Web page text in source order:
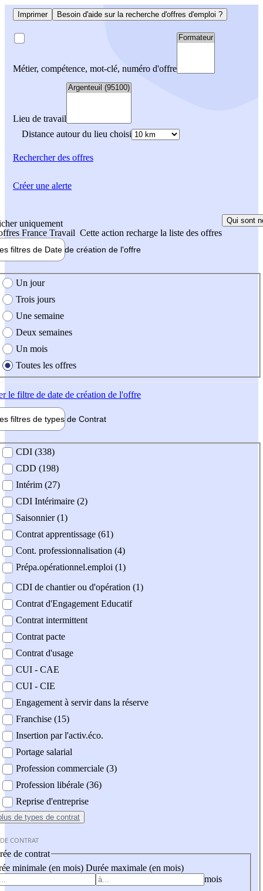
Imprimer Besoin d'aide sur la recherche d'offres d'emploi ?
Métier, compétence, mot-clé, numéro d'offre
Lieu de travail
Distance autour du lieu choisi
Rechercherdes offres
uniquement
France Travail Cette action recharge la liste des offres
Qui sont
filtres de Date de création de l'offre
création de l'offre
Un jour
Trois jours
Une semaine
Deux semaines
Un mois
Toutes les offres
le filtre de date de création de l'offre
filtres de types de Contrat
contrat
CDI (338)
CDD (198)
Intérim (27)
CDI Intérimaire (2)
Saisonnier (1)
Contrat apprentissage (61)
Cont. professionnalisation (4)
Prépa.opérationnel.emploi (1)
CDI de chantier ou d'opération (1)
Contrat d'Engagement Educatif
Contrat intermittent
Contrat pacte
Contrat d'usage
CUI - CAE
CUI - CIE
Engagement à servir dans la réserve
Franchise (15)
Insertion par l'activ.éco.
Portage salarial
Profession commerciale (3)
Profession libérale (36)
Reprise d'entreprise
de types de contrat
CONTRAT
de contrat
minimale (en mois) Durée maximale (en mois)
mois
Créer une alerte